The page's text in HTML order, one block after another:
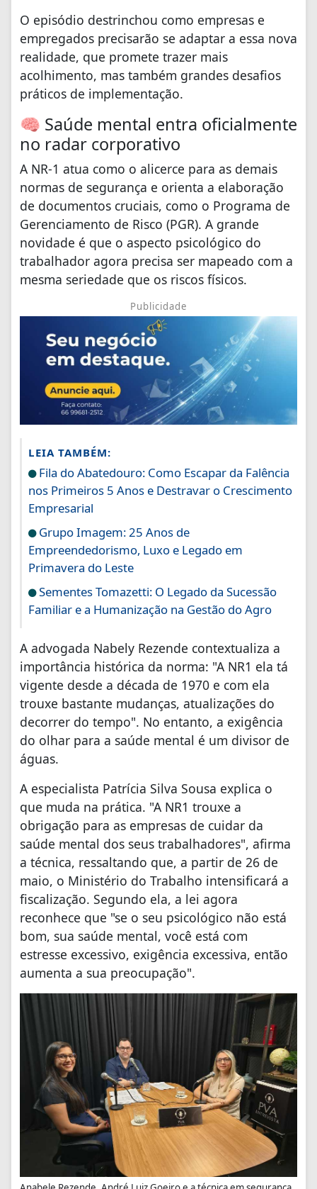
O episódio destrinchou como empresas e
empregados precisarão se adaptar a essa nova
realidade, que promete trazer mais
acolhimento, mas também grandes desafios
práticos de implementação.
🧠 Saúde mental entra oficialmente
no radar corporativo
A NR-1 atua como o alicerce para as demais
normas de segurança e orienta a elaboração
de documentos cruciais, como o Programa de
Gerenciamento de Risco (PGR). A grande
novidade é que o aspecto psicológico do
trabalhador agora precisa ser mapeado com a
mesma seriedade que os riscos físicos.
Publicidade
LEIA TAMBÉM:
Fila do Abatedouro: Como Escapar da Falência
nos Primeiros 5 Anos e Destravar o Crescimento
Empresarial
Grupo Imagem: 25 Anos de
Empreendedorismo, Luxo e Legado em
Primavera do Leste
Sementes Tomazetti: O Legado da Sucessão
Familiar e a Humanização na Gestão do Agro
A advogada Nabely Rezende contextualiza a
importância histórica da norma: "A NR1 ela tá
vigente desde a década de 1970 e com ela
trouxe bastante mudanças, atualizações do
decorrer do tempo". No entanto, a exigência
do olhar para a saúde mental é um divisor de
águas.
A especialista Patrícia Silva Sousa explica o
que muda na prática. "A NR1 trouxe a
obrigação para as empresas de cuidar da
saúde mental dos seus trabalhadores", afirma
a técnica, ressaltando que, a partir de 26 de
maio, o Ministério do Trabalho intensificará a
fiscalização. Segundo ela, a lei agora
reconhece que "se o seu psicológico não está
bom, sua saúde mental, você está com
estresse excessivo, exigência excessiva, então
aumenta a sua preocupação".